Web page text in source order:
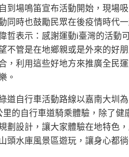
到場鳴笛宣布活動開始，現場
同時也鼓勵民眾在後疫情時代
哲表示：感謝運動i臺灣的活動
不管是在地鄉親或是外來的好
，利用這些好地方來推廣全民
。
道自行車活動路線以嘉南大圳
里的自行車道騎乘體驗，除了
劃設計，讓大家體驗在地特色
頭水庫風景區遊玩，讓身心都